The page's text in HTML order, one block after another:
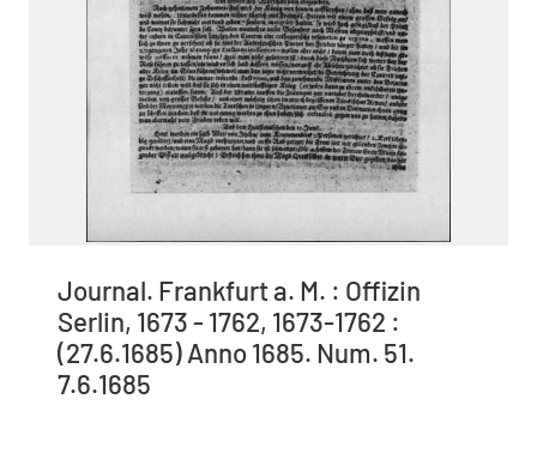
Journal. Frankfurt a. M. : Offizin
Serlin, 1673 - 1762, 1673-1762 :
(27.6.1685) Anno 1685. Num. 51.
7.6.1685